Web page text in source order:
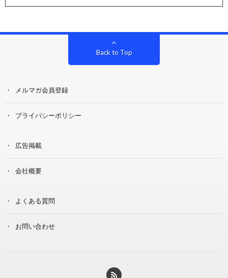
Back to Top
メルマガ会員登録
プライバシーポリシー
広告掲載
会社概要
よくある質問
お問い合わせ